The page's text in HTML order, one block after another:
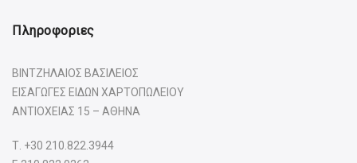
Πληροφοριες
ΒΙΝΤΖΗΛΑΙΟΣ ΒΑΣΙΛΕΙΟΣ
ΕΙΣΑΓΩΓΕΣ ΕΙΔΩΝ ΧΑΡΤΟΠΩΛΕΙΟΥ
ΑΝΤΙΟΧΕΙΑΣ 15 – ΑΘΗΝΑ
Τ. +30 210.822.3944